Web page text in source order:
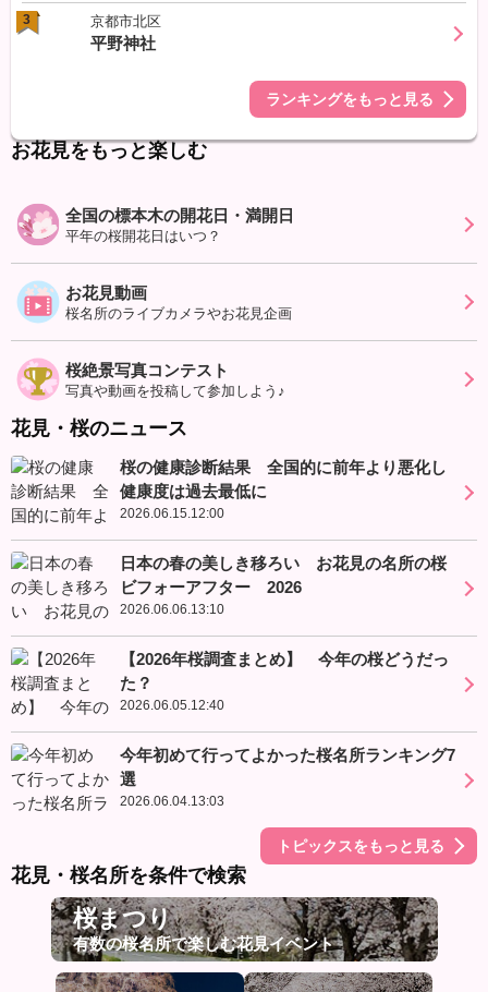
3 京都市北区
平野神社
ランキングをもっと見る
お花見をもっと楽しむ
全国の標本木の開花日・満開日
平年の桜開花日はいつ？
お花見動画
桜名所のライブカメラやお花見企画
桜絶景写真コンテスト
写真や動画を投稿して参加しよう♪
花見・桜のニュース
桜の健康診断結果 全国的に前年より悪化し
健康度は過去最低に
2026.06.15.12:00
日本の春の美しき移ろい お花見の名所の桜
ビフォーアフター 2026
2026.06.06.13:10
【2026年桜調査まとめ】 今年の桜どうだっ
た？
2026.06.05.12:40
今年初めて行ってよかった桜名所ランキング7
選
2026.06.04.13:03
トピックスをもっと見る
花見・桜名所を条件で検索
桜まつり
有数の桜名所で楽しむ花見イベント